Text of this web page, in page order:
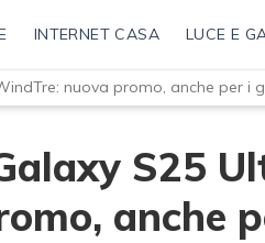
INTERNET CASA LUCE E
nuova promo, anche per i
S25
anche